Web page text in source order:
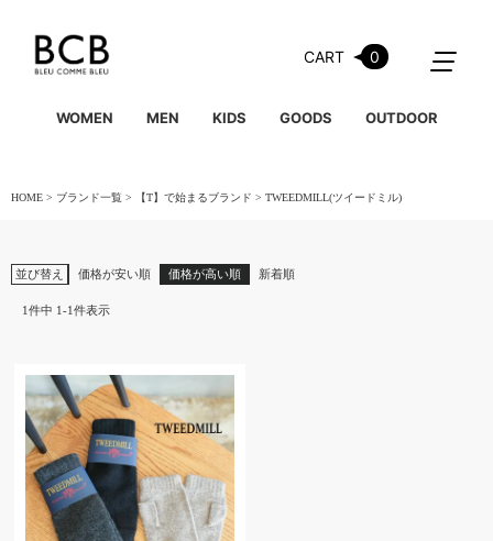
CART 0
WOMEN MEN KIDS GOODS OUTDOOR
HOME ブランド一覧 【T】で始まるブランド TWEEDMILL(ツイードミル)
並び替え 価格が安い順 価格が高い順 新着順
1件中 1-1件表示